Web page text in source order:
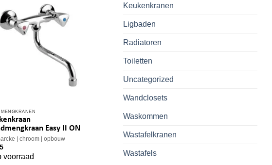
Easy II ON
chroom opbouw
voorraad
Keukenkranen
Ligbaden
Radiatoren
Toiletten
Uncategorized
Wandclosets
Waskommen
Wastafelkranen
Wastafels